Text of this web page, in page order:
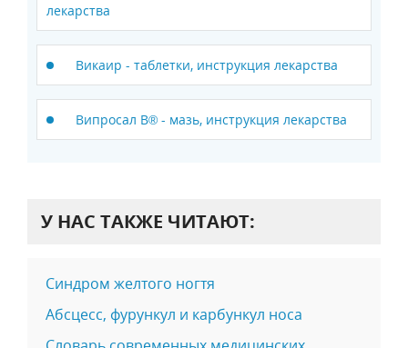
лекарства
Викаир - таблетки, инструкция лекарства
Випросал В® - мазь, инструкция лекарства
У НАС ТАКЖЕ ЧИТАЮТ:
Синдром желтого ногтя
Абсцесс, фурункул и карбункул носа